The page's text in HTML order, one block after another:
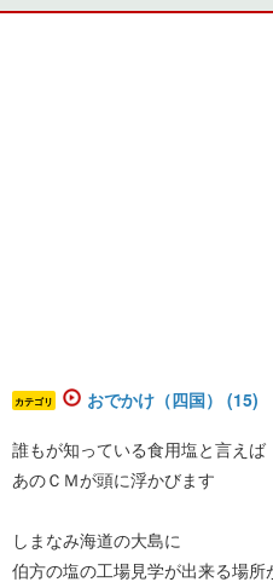
カテゴリ おでかけ（四国） (15)
誰もが知っている食用塩と言えば
あのＣＭが頭に浮かびます
しまなみ海道の大島に
伯方の塩の工場見学が出来る場